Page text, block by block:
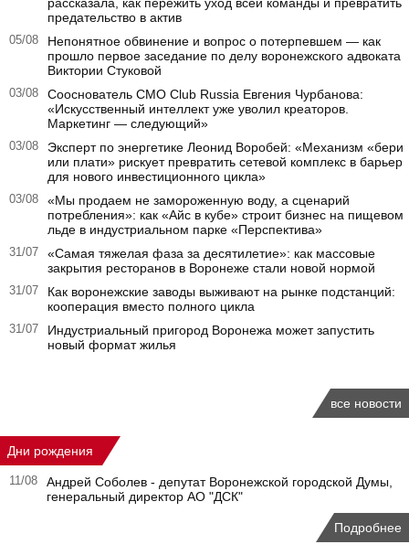
предательство в актив
05/08
Непонятное обвинение и вопрос о потерпевшем — как
прошло первое заседание по делу воронежского адвоката
Виктории Стуковой
03/08
Сооснователь CMO Club Russia Евгения Чурбанова:
«Искусственный интеллект уже уволил креаторов.
Маркетинг — следующий»
03/08
Эксперт по энергетике Леонид Воробей: «Механизм «бери
или плати» рискует превратить сетевой комплекс в барьер
для нового инвестиционного цикла»
03/08
«Мы продаем не замороженную воду, а сценарий
потребления»: как «Айс в кубе» строит бизнес на пищевом
льде в индустриальном парке «Перспектива»
31/07
«Самая тяжелая фаза за десятилетие»: как массовые
закрытия ресторанов в Воронеже стали новой нормой
31/07
Как воронежские заводы выживают на рынке подстанций:
кооперация вместо полного цикла
31/07
Индустриальный пригород Воронежа может запустить
новый формат жилья
все новости
Дни рождения
11/08
Андрей Соболев - депутат Воронежской городской Думы,
генеральный директор АО "ДСК"
Подробнее